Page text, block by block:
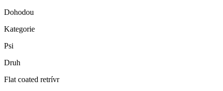
Dohodou
Kategorie
Psi
Druh
Flat coated retrívr